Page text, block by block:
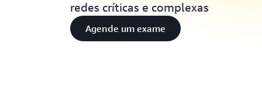
redes críticas e complexas
Agende um exame